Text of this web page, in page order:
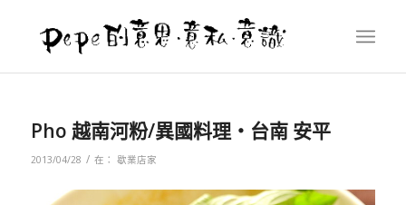
Pho 越南河粉/異國料理‧台南 安平
2013/04/28 / 在： 歇業店家